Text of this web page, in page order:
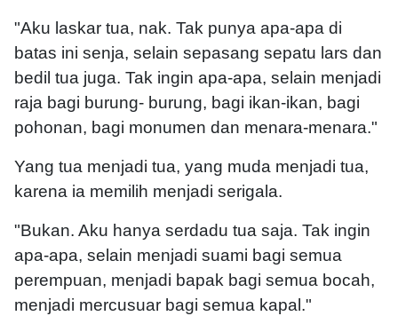
"Aku laskar tua, nak. Tak punya apa-apa di
batas ini senja, selain sepasang sepatu lars dan
bedil tua juga. Tak ingin apa-apa, selain menjadi
raja bagi burung- burung, bagi ikan-ikan, bagi
pohonan, bagi monumen dan menara-menara."
Yang tua menjadi tua, yang muda menjadi tua,
karena ia memilih menjadi serigala.
"Bukan. Aku hanya serdadu tua saja. Tak ingin
apa-apa, selain menjadi suami bagi semua
perempuan, menjadi bapak bagi semua bocah,
menjadi mercusuar bagi semua kapal."